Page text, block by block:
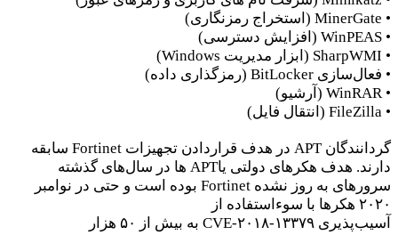
• MinerGate (استخراج رمزنگاری)
• WinPEAS (افزایش دسترسی)
• SharpWMI (ابزار مدیریت Windows)
• فعال‌سازی BitLocker (رمزگذاری داده)
• WinRAR (آرشیو)
• FileZilla (انتقال فایل)
گردانندگان APT در هدف قراردادن تجهیزات Fortinet سابقه
دارند. هدف هکرهای دولتی یاAPT ها در سال‌های گذشته
سرورهای به روز نشده Fortinet بوده است و حتی در نوامبر
۲۰۲۰ هکرها با سوءاستفاده از
آسیب‌پذیری CVE-۲۰۱۸-۱۳۳۷۹ به بیش از ۵۰ هزار